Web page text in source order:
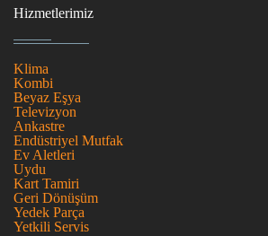
Hizmetlerimiz
Klima
Kombi
Beyaz Eşya
Televizyon
Ankastre
Endüstriyel Mutfak
Ev Aletleri
Uydu
Kart Tamiri
Geri Dönüşüm
Yedek Parça
Yetkili Servis